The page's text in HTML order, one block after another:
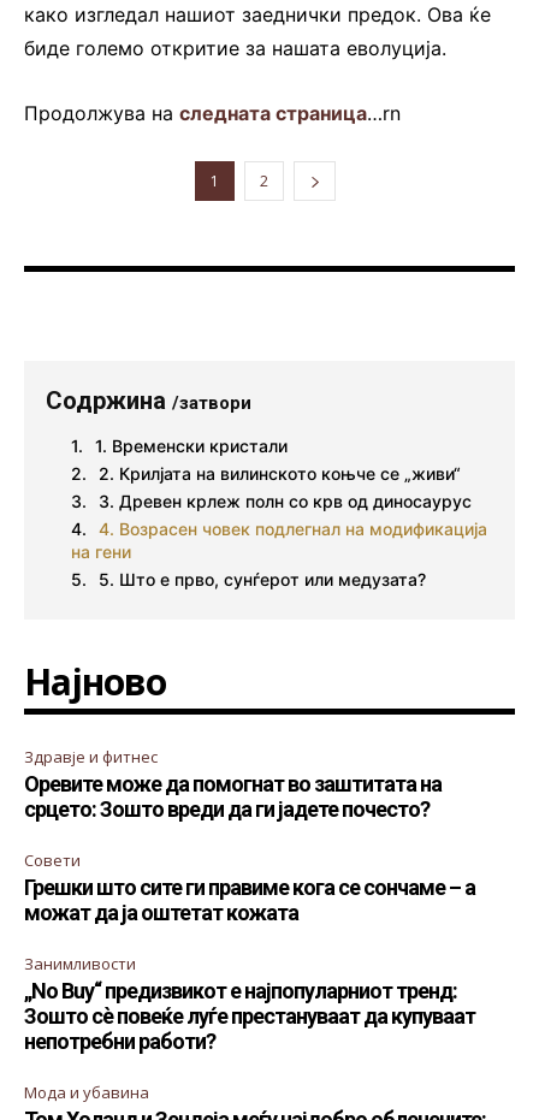
како изгледал нашиот заеднички предок. Ова ќе
биде големо откритие за нашата еволуција.
Продолжува на следната страница…rn
1 2
Содржина /затвори
1. Временски кристали
2. Крилјата на вилинското коњче се „живи“
3. Древен крлеж полн со крв од диносаурус
4. Возрасен човек подлегнал на модификација
на гени
5. Што е прво, сунѓерот или медузата?
Најново
Здравје и фитнес
Оревите може да помогнат во заштитата на
срцето: Зошто вреди да ги јадете почесто?
Совети
Грешки што сите ги правиме кога се сончаме – а
можат да ја оштетат кожата
Занимливости
„No Buy“ предизвикот е најпопуларниот тренд:
Зошто сè повеќе луѓе престануваат да купуваат
непотребни работи?
Мода и убавина